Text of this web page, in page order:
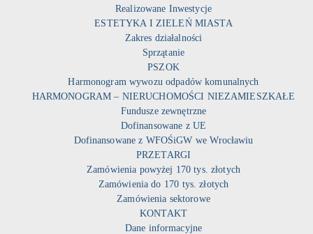
Realizowane Inwestycje
ESTETYKA I ZIELEŃ MIASTA
Zakres działalności
Sprzątanie
PSZOK
Harmonogram wywozu odpadów komunalnych
HARMONOGRAM – NIERUCHOMOŚCI NIEZAMIESZKAŁE
Fundusze zewnętrzne
Dofinansowane z UE
Dofinansowane z WFOŚiGW we Wrocławiu
PRZETARGI
Zamówienia powyżej 170 tys. złotych
Zamówienia do 170 tys. złotych
Zamówienia sektorowe
KONTAKT
Dane informacyjne